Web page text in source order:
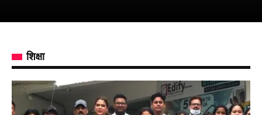
शिक्षा